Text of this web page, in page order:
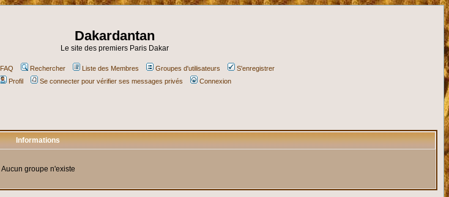
Dakardantan
Le site des premiers Paris Dakar
FAQ Rechercher Liste des Membres Groupes d'utilisateurs
S'enregistrer
Profil
Se connecter pour vérifier ses messages privés Connexion
Informations
Aucun groupe n'existe